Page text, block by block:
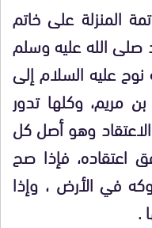
المنزلة على خاتم
صلى الله عليه وسلم
نوح عليه السلام إلى
مريم، وكلها تدور
وهو أصل كل
اعتقاده، فإذا صح
في الأرض ، وإذا
.